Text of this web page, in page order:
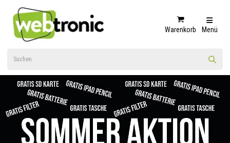
Warenkorb Menü